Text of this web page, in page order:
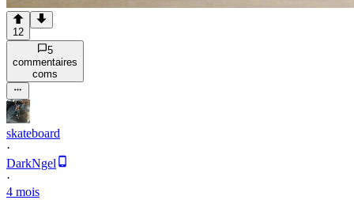
12
5
commentaires
coms
skateboard
·
DarkNgel
·
4 mois